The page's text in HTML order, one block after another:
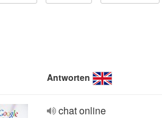
Antworten
chat online